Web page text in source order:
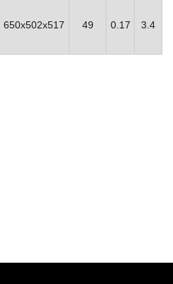
650x502x517 49 0.17 3.4